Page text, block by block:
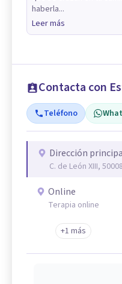
haberla...
Leer más
Contacta con
Teléfono
Dirección
C. de León XIII,
Online
Terapia online
+1 más